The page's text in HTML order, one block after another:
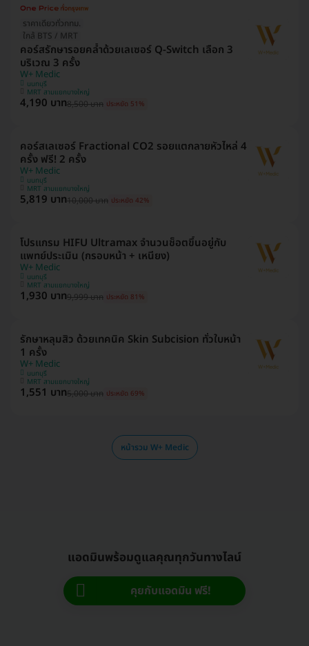
ราคาเดียวทั่วกทม.
ใกล้ BTS / MRT
คอร์สรักษารอยคล้ำด้วยเลเซอร์ Q-Switch เลือก 3
บริเวณ 3 ครั้ง
W+ Medic
นนทบุรี
MRT สามแยกบางใหญ่
4,190 บาท8,500 บาท ประหยัด 51%
คอร์สเลเซอร์ Fractional CO2 รอยแตกลายหัวไหล่ 4
ครั้ง ฟรี! 2 ครั้ง
W+ Medic
นนทบุรี
MRT สามแยกบางใหญ่
5,819 บาท10,000 บาท ประหยัด 42%
โปรแกรม HIFU Ultramax จำนวนช็อตขึ้นอยู่กับ
แพทย์ประเมิน (กรอบหน้า + เหนียง)
W+ Medic
นนทบุรี
MRT สามแยกบางใหญ่
1,930 บาท9,999 บาท ประหยัด 81%
รักษาหลุมสิว ด้วยเทคนิค Skin Subcision ทั่วใบหน้า
1 ครั้ง
W+ Medic
นนทบุรี
MRT สามแยกบางใหญ่
1,551 บาท5,000 บาท ประหยัด 69%
หน้ารวม W+ Medic
แอดมินพร้อมดูแลคุณทุกวันทางไลน์
คุยกับแอดมิน ฟรี!